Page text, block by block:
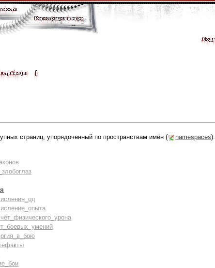
страниц, упорядоченный по пространствам имён ( namespaces).